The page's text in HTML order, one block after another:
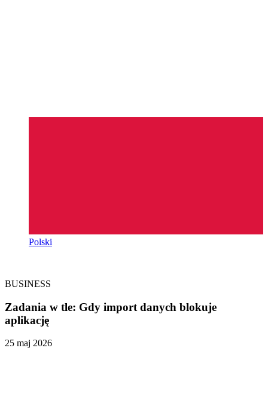
Polski
BUSINESS
Zadania w tle: Gdy import danych blokuje
aplikację
25 maj 2026